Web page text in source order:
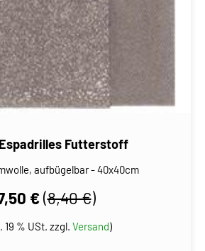
Espadrilles Futterstoff
aufbügelbar - 40x40cm
€(8,40 €)
19 % USt. zzgl. Versand)